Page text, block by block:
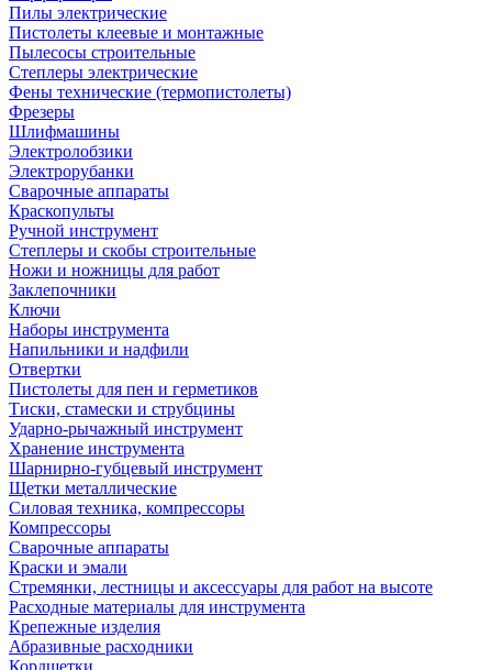
Пилы электрические
Пистолеты клеевые и монтажные
Пылесосы строительные
Степлеры электрические
Фены технические (термопистолеты)
Фрезеры
Шлифмашины
Электролобзики
Электрорубанки
Сварочные аппараты
Краскопульты
Ручной инструмент
Степлеры и скобы строительные
Ножи и ножницы для работ
Заклепочники
Ключи
Наборы инструмента
Напильники и надфили
Отвертки
Пистолеты для пен и герметиков
Тиски, стамески и струбцины
Ударно-рычажный инструмент
Хранение инструмента
Шарнирно-губцевый инструмент
Щетки металлические
Силовая техника, компрессоры
Компрессоры
Сварочные аппараты
Краски и эмали
Стремянки, лестницы и аксессуары для работ на высоте
Расходные материалы для инструмента
Крепежные изделия
Абразивные расходники
Кордщетки